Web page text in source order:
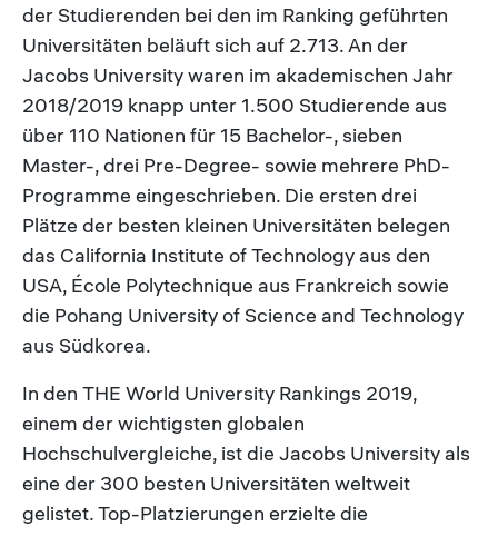
der Studierenden bei den im Ranking geführten
Universitäten beläuft sich auf 2.713. An der
Jacobs University waren im akademischen Jahr
2018/2019 knapp unter 1.500 Studierende aus
über 110 Nationen für 15 Bachelor-, sieben
Master-, drei Pre-Degree- sowie mehrere PhD-
Programme eingeschrieben. Die ersten drei
Plätze der besten kleinen Universitäten belegen
das California Institute of Technology aus den
USA, École Polytechnique aus Frankreich sowie
die Pohang University of Science and Technology
aus Südkorea.
In den THE World University Rankings 2019,
einem der wichtigsten globalen
Hochschulvergleiche, ist die Jacobs University als
eine der 300 besten Universitäten weltweit
gelistet. Top-Platzierungen erzielte die